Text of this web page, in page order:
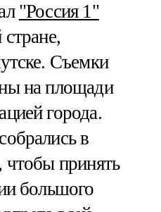
"Россия 1"
Съемки
на площади
города.
в
чтобы принять
большого